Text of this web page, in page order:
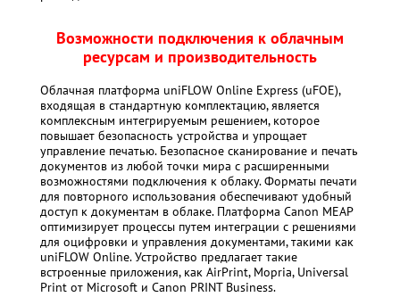
Возможности подключения к облачным
ресурсам и производительность
Облачная платформа uniFLOW Online Express (uFOE),
входящая в стандартную комплектацию, является
комплексным интегрируемым решением, которое
повышает безопасность устройства и упрощает
управление печатью. Безопасное сканирование и печать
документов из любой точки мира с расширенными
возможностями подключения к облаку. Форматы печати
для повторного использования обеспечивают удобный
доступ к документам в облаке. Платформа Canon MEAP
оптимизирует процессы путем интеграции с решениями
для оцифровки и управления документами, такими как
uniFLOW Online. Устройство предлагает такие
встроенные приложения, как AirPrint, Mopria, Universal
Print от Microsoft и Canon PRINT Business.